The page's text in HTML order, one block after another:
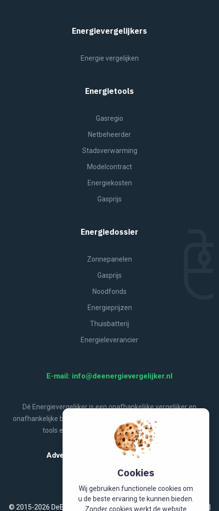
Energievergelijkers
Energie vergelijken
Energietools
Gasregio
Netbeheerder
Stadsverwarming
Modelcontract
Energiekosten
Gasprijs
Energiedossier
Zonnepanelen
Gasprijs
Noodfonds
Energieprijzen
Thuisbatterij
Energieleverancier
E-mail: info@deenergievergelijker.nl
Dé Energievergelijker is een onafhankelijke vergelijker en
onafhankelijke bron van energienieuws, aanbiedingen, handige
tools en alles wat jij wilt weten over energie.
Adverteren op De Energievergelijker
© 2015-2026 DeEnergievergelijker.nl. Alle rechten voorbehouden |
Cookies
Wij gebruiken functionele cookies om
u de beste ervaring te kunnen bieden.
Zonder cookies werkt de website